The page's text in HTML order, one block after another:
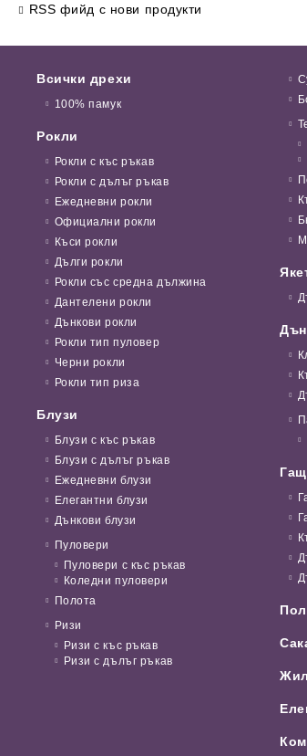
RSS фийд с нови продукти
Всички дрехи
100% памук
Рокли
Рокли с къс ръкав
Рокли с дълъг ръкав
Ежедневни рокли
Официални рокли
Къси рокли
Дълги рокли
Рокли със средна дължина
Дантелени рокли
Дънкови рокли
Рокли тип пуловер
Черни рокли
Рокли тип риза
Блузи
Блузи с къс ръкав
Блузи с дълъг ръкав
Ежедневни блузи
Елегантни блузи
Дънкови блузи
Пуловери
Пуловери с къс ръкав
Коледни пуловери
Полота
Ризи
Ризи с къс ръкав
Ризи с дълъг ръкав